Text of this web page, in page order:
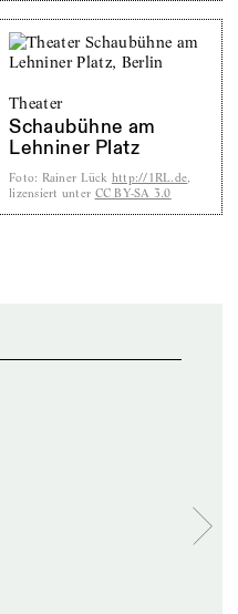
Theater
Schaubühne am
Lehniner Platz
Foto: Rainer Lück http://1RL.de,
lizensiert unter CC BY-SA 3.0